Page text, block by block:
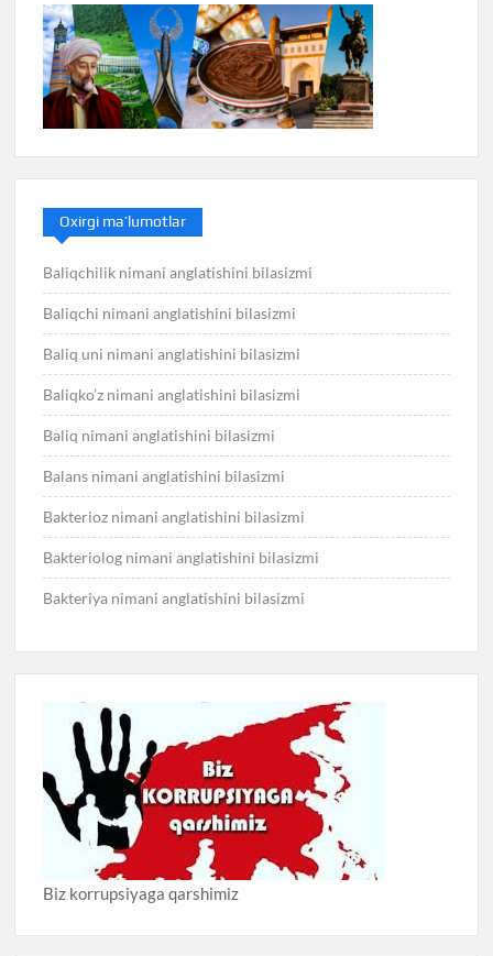
Oxirgi ma’lumotlar
Baliqchilik nimani anglatishini bilasizmi
Baliqchi nimani anglatishini bilasizmi
Baliq uni nimani anglatishini bilasizmi
Baliqko’z nimani anglatishini bilasizmi
Baliq nimani anglatishini bilasizmi
Balans nimani anglatishini bilasizmi
Bakterioz nimani anglatishini bilasizmi
Bakteriolog nimani anglatishini bilasizmi
Bakteriya nimani anglatishini bilasizmi
Biz korrupsiyaga qarshimiz